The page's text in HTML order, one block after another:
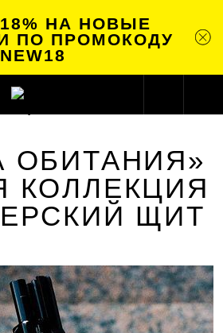
НА НОВЫЕ
ПО ПРОМОКОДУ
NEW18
ОБИТАНИЯ»
КОЛЛЕКЦИЯ
ЩИТ